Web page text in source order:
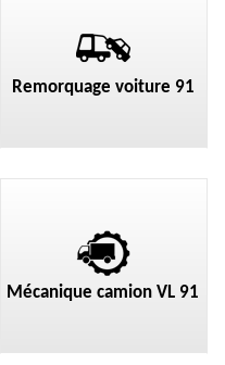
Remorquage voiture 91
Mécanique camion VL 91